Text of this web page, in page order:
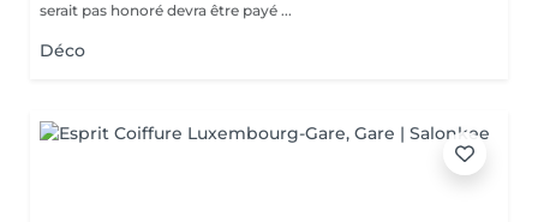
serait pas honoré devra être payé ...
Déco